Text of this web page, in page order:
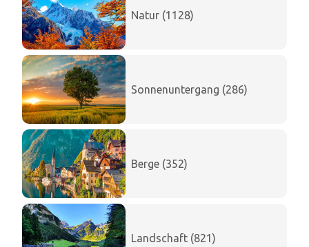
Natur (1128)
Sonnenuntergang (286)
Berge (352)
Landschaft (821)